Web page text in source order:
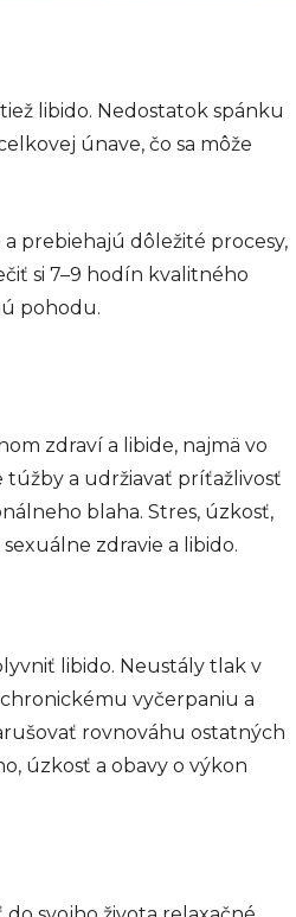
libido. Nedostatok spánku
únave, čo sa môže
prebiehajú dôležité procesy,
si 7–9 hodín kvalitného
pohodu.
zdraví a libide, najmä vo
túžby a udržiavať príťažlivosť
blaha. Stres, úzkosť,
zdravie a libido.
libido. Neustály tlak v
vyčerpaniu a
rovnováhu ostatných
úzkosť a obavy o výkon